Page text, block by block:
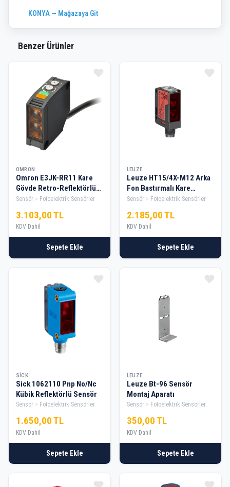
KONYA — Mağazaya Git
Benzer Ürünler
OMRON
Omron E3JK-RR11 Kare
Gövde Retro-Reflektörlü
Fotoelektrik Sensör
Sensör Fotoelektrik Sensörler
3.103,00 TL
KDV Dahil
Sepete Ekle
LEUZE
Leuze HT15/4X-M12 Arka
Fon Bastırmalı Kare
Soketli Pnp No Fotosel
Sensör Fotoelektrik Sensörler
2.185,00 TL
KDV Dahil
Sepete Ekle
SICK
Sick 1062110 Pnp No/Nc
Kübik Reflektörlü Sensör
Sensör Fotoelektrik Sensörler
1.650,00 TL
KDV Dahil
Sepete Ekle
LEUZE
Leuze Bt-96 Sensör
Montaj Aparatı
Sensör Fotoelektrik Sensörler
350,00 TL
KDV Dahil
Sepete Ekle